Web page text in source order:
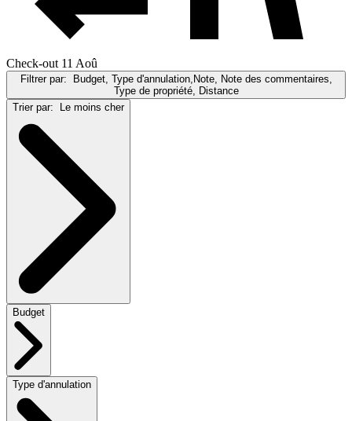
Check-out 11 Aoû
Filtrer par:
Budget, Type d'annulation,Note, Note des commentaires,
Type de propriété, Distance
Trier par:
Le moins cher
Budget
Type d'annulation